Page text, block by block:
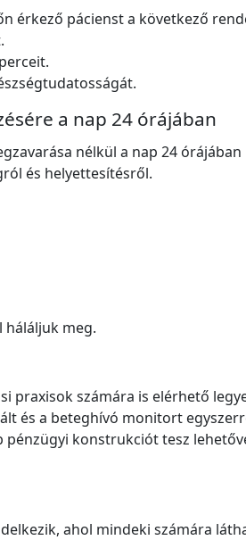
érkező pácienst a következő
a nap 24 órájában
nélkül a nap 24
és helyettesítésről.
háláljuk meg.
praxisok számára is elérhető
és a beteghívó monitort
pénzügyi konstrukciót tesz
ahol mindeki számára